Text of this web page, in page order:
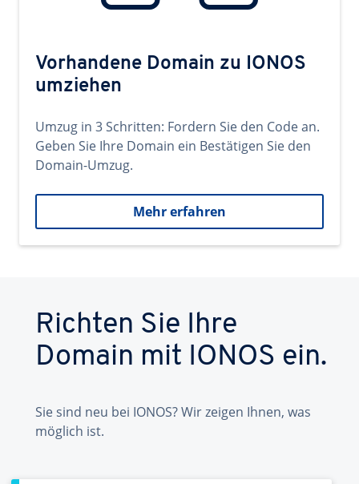
Vorhandene Domain zu IONOS
umziehen
Umzug in 3 Schritten: Fordern Sie den Code an.
Geben Sie Ihre Domain ein Bestätigen Sie den
Domain-Umzug.
Mehr erfahren
Richten Sie Ihre
Domain mit IONOS ein.
Sie sind neu bei IONOS? Wir zeigen Ihnen, was
möglich ist.